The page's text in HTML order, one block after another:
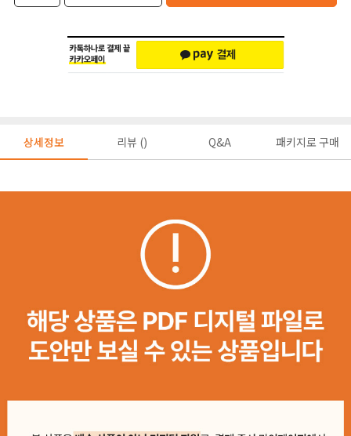
상세정보 리뷰 () Q&A 패키지로 구매